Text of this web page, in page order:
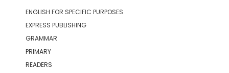
ENGLISH FOR SPECIFIC PURPOSES
EXPRESS PUBLISHING
GRAMMAR
PRIMARY
READERS